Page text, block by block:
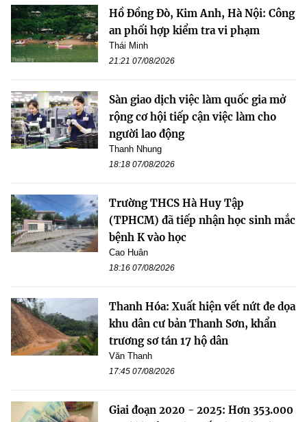
Hồ Đồng Đò, Kim Anh, Hà Nội: Công
an phối hợp kiểm tra vi phạm
Thái Minh
21:21 07/08/2026
Sàn giao dịch việc làm quốc gia mở
rộng cơ hội tiếp cận việc làm cho
người lao động
Thanh Nhung
18:18 07/08/2026
Trường THCS Hà Huy Tập
(TPHCM) đã tiếp nhận học sinh mắc
bệnh K vào học
Cao Huân
18:16 07/08/2026
Thanh Hóa: Xuất hiện vết nứt đe dọa
khu dân cư bản Thanh Sơn, khẩn
trương sơ tán 17 hộ dân
Văn Thanh
17:45 07/08/2026
Giai đoạn 2020 - 2025: Hơn 353.000